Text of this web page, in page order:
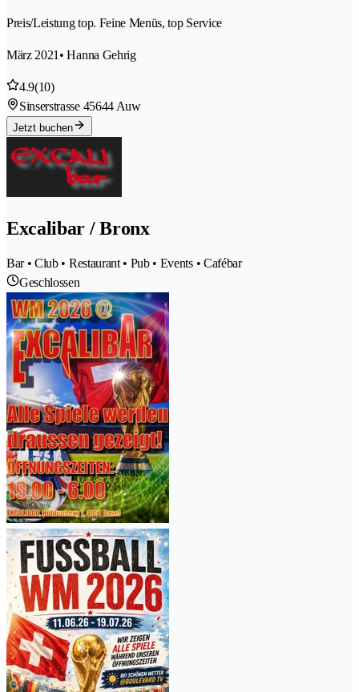
Preis/Leistung top. Feine Menüs, top Service
März 2021 • Hanna Gehrig
4.9(10)
Sinserstrasse 45644 Auw
Jetzt buchen
Excalibar / Bronx
Bar • Club • Restaurant • Pub • Events • Cafébar
Geschlossen